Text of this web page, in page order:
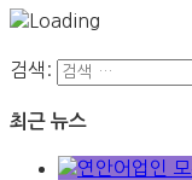
검색:
최근 뉴스